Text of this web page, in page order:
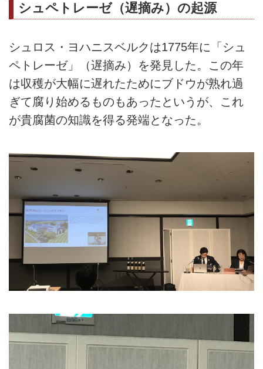
シュペトレーゼ（遅摘み）の起源
シュロス・ヨハニスベルクは1775年に「シュ
ペトレーゼ」（遅摘み）を発見した。この年
は収穫が大幅に遅れたためにブドウが熟れ過
ぎて腐り始めるものもあったというが、これ
が貴腐菌の知識を得る発端となった。